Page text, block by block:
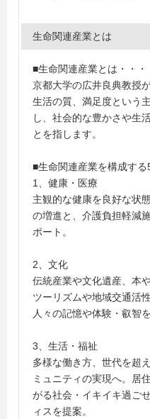
生命関連産業とは
■生命関連産業とは・・・
京都大学の広井良典教授
生活の質、満足度という
し、社会的な豊かさや生
とを指します。
■生命関連産業を構成する
1、健康・医療
主観的な健康を良好な状
の増進と、介護負担軽減
ポート。
2、文化
伝統産業や文化遺産、本
ツーリズムや地域交通活
人々の記憶や体験・叡智
3、生活・福祉
多様な働き方、世代を超
ミュニティの実現へ。居
がる社会・イキイキ過ご
ィスを提案。